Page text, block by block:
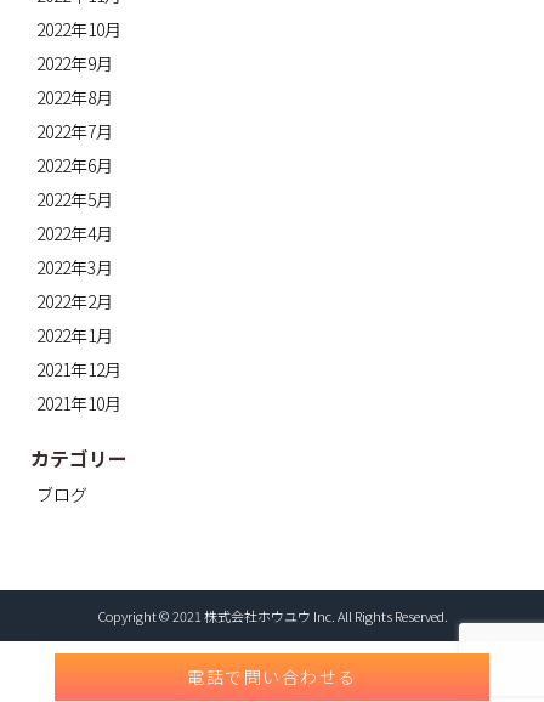
2022年10月
2022年9月
2022年8月
2022年7月
2022年6月
2022年5月
2022年4月
2022年3月
2022年2月
2022年1月
2021年12月
2021年10月
カテゴリー
ブログ
電話で問い合わせる
Copyright © 2021 株式会社ホウユウ Inc. All Rights Reserved.